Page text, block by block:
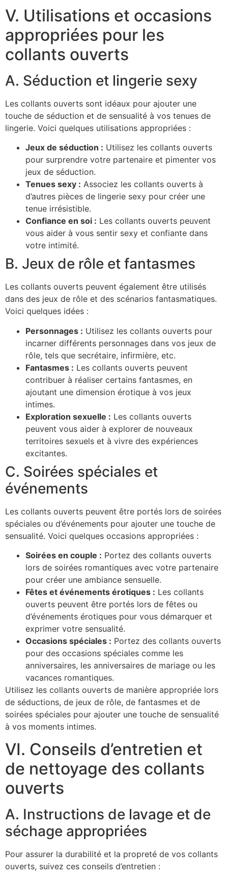
V. Utilisations et occasions
appropriées pour les
collants ouverts
A. Séduction et lingerie sexy
Les collants ouverts sont idéaux pour ajouter une
touche de séduction et de sensualité à vos tenues de
lingerie. Voici quelques utilisations appropriées :
Jeux de séduction : Utilisez les collants ouverts
pour surprendre votre partenaire et pimenter vos
jeux de séduction.
Tenues sexy : Associez les collants ouverts à
d’autres pièces de lingerie sexy pour créer une
tenue irrésistible.
Confiance en soi : Les collants ouverts peuvent
vous aider à vous sentir sexy et confiante dans
votre intimité.
B. Jeux de rôle et fantasmes
Les collants ouverts peuvent également être utilisés
dans des jeux de rôle et des scénarios fantasmatiques.
Voici quelques idées :
Personnages : Utilisez les collants ouverts pour
incarner différents personnages dans vos jeux de
rôle, tels que secrétaire, infirmière, etc.
Fantasmes : Les collants ouverts peuvent
contribuer à réaliser certains fantasmes, en
ajoutant une dimension érotique à vos jeux
intimes.
Exploration sexuelle : Les collants ouverts
peuvent vous aider à explorer de nouveaux
territoires sexuels et à vivre des expériences
excitantes.
C. Soirées spéciales et
événements
Les collants ouverts peuvent être portés lors de soirées
spéciales ou d’événements pour ajouter une touche de
sensualité. Voici quelques occasions appropriées :
Soirées en couple : Portez des collants ouverts
lors de soirées romantiques avec votre partenaire
pour créer une ambiance sensuelle.
Fêtes et événements érotiques : Les collants
ouverts peuvent être portés lors de fêtes ou
d’événements érotiques pour vous démarquer et
exprimer votre sensualité.
Occasions spéciales : Portez des collants ouverts
pour des occasions spéciales comme les
anniversaires, les anniversaires de mariage ou les
vacances romantiques.
Utilisez les collants ouverts de manière appropriée lors
de séductions, de jeux de rôle, de fantasmes et de
soirées spéciales pour ajouter une touche de sensualité
à vos moments intimes.
VI. Conseils d’entretien et
de nettoyage des collants
ouverts
A. Instructions de lavage et de
séchage appropriées
Pour assurer la durabilité et la propreté de vos collants
ouverts, suivez ces conseils d’entretien :